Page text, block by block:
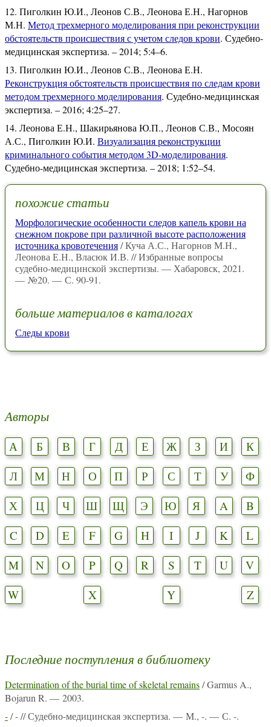
Пиголкин Ю.И., Леонов С.В., Леонова Е.Н., Нагорнов
М.Н. Метод трехмерного моделирования при реконструкции
обстоятельств происшествия с учетом следов крови. Судебно-
медицинская экспертиза. – 2014; 5:4–6.
Пиголкин Ю.И., Леонов С.В., Леонова Е.Н.
Реконструкция обстоятельств происшествия по следам крови
методом трехмерного моделирования. Судебно-медицинская
экспертиза. – 2016; 4:25–27.
Леонова Е.Н., Шакирьянова Ю.П., Леонов С.В., Мосоян
А.С., Пиголкин Ю.И. Визуализация реконструкции
криминального события методом 3D-моделирования.
Судебно-медицинская экспертиза. – 2018; 1:52–54.
похожие статьи
Морфологические особенности следов капель крови на
снежном покрове при различной высоте расположения
источника кровотечения/ Куча А.С., Нагорнов М.Н.,
Леонова Е.Н., Власюк И.В. // Избранные вопросы
судебно-медицинской экспертизы. — Хабаровск, 2021.
— №20. — С. 90-91.
больше материалов в каталогах
Следы крови
Авторы
А Б В Г Д Е Ж З И
К
Л
М Н О П Р С Т У
Ф
Х
Ц Ч Ш Щ Э Ю Я A
B
C
D E F G H I J K
L
M
N O P Q R S T U
V
W
X Y Z
Последние поступления в библиотеку
Determination of the burial time of skeletal remains/ Garmus A.,
Bojarun R. — 2003.
-/ - // Судебно-медицинская экспертиза. — М., -. — С. -.